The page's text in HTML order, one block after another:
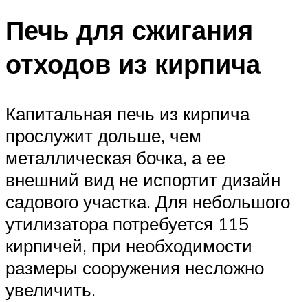
Печь для сжигания
отходов из кирпича
Капитальная печь из кирпича
прослужит дольше, чем
металлическая бочка, а ее
внешний вид не испортит дизайн
садового участка. Для небольшого
утилизатора потребуется 115
кирпичей, при необходимости
размеры сооружения несложно
увеличить.